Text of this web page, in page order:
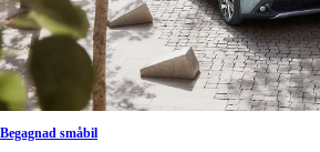
Begagnad småbil